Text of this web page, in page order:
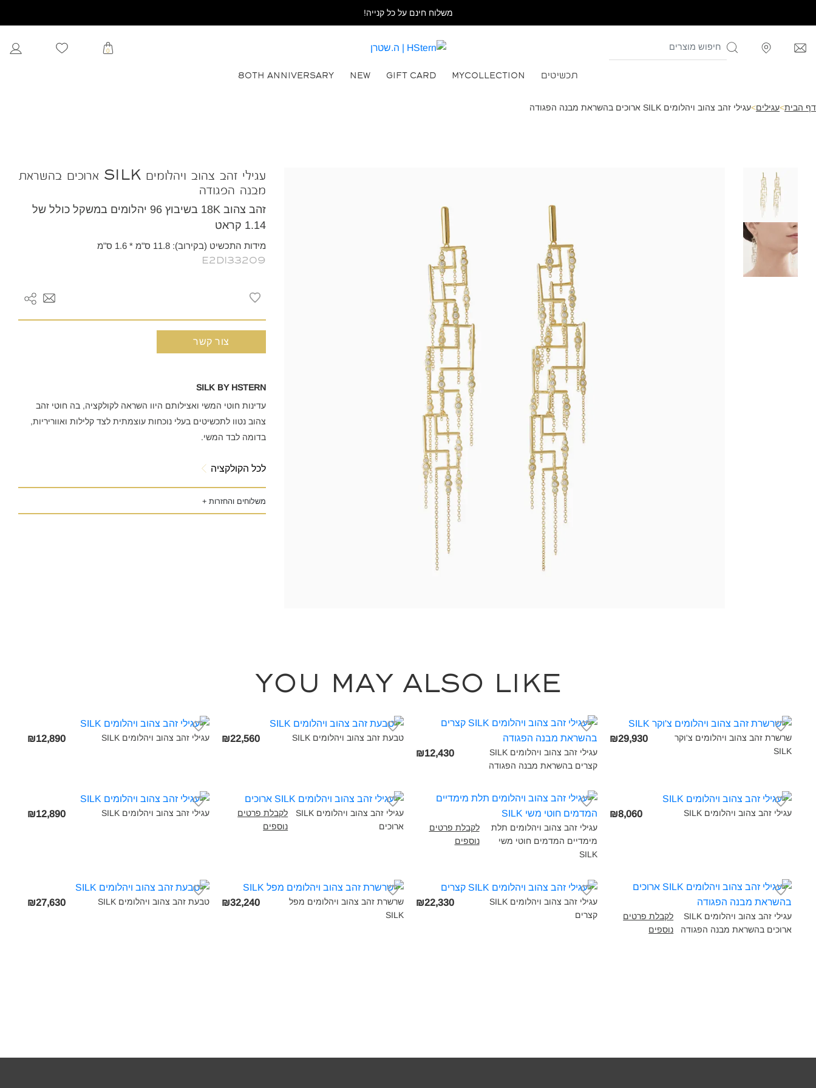
משלוח חינם על כל קנייה!
0
תכשיטים MYCOLLECTION
GIFT CARD
NEW
80TH ANNIVERSARY
דף הבית>עגילים>עגילי זהב צהוב ויהלומים SILK ארוכים בהשראת מבנה הפגודה
עגילי זהב צהוב ויהלומים SILK ארוכים בהשראת
מבנה הפגודה
זהב צהוב 18K בשיבוץ 96 יהלומים במשקל כולל של
1.14 קראט
מידות התכשיט (בקירוב): 11.8 ס"מ * 1.6 ס"מ
E2DI33209
צור קשר
SILK BY HSTERN
עדינות חוטי המשי ואצילותם היוו השראה לקולקציה, בה חוטי זהב
צהוב נטוו לתכשיטים בעלי נוכחות עוצמתית לצד קלילות ואווריריות,
בדומה לבד המשי.
לכל הקולקציה
משלוחים והחזרות +
You may also like
שרשרת זהב צהוב ויהלומים צ'וקר
SILK‎
₪29,930
עגילי זהב צהוב ויהלומים SILK
קצרים בהשראת מבנה הפגודה‎
₪12,430
טבעת זהב צהוב ויהלומים SILK‎ ₪22,560 עגילי זהב צהוב ויהלומים SILK‎ ₪12,890
עגילי זהב צהוב ויהלומים SILK‎ ₪8,060
עגילי זהב צהוב ויהלומים תלת
מימדיים המדמים חוטי משי
SILK‎
לקבלת פרטים
נוספים
עגילי זהב צהוב ויהלומים SILK
ארוכים‎
לקבלת פרטים
נוספים
עגילי זהב צהוב ויהלומים SILK‎ ₪12,890
עגילי זהב צהוב ויהלומים SILK
ארוכים בהשראת מבנה הפגודה‎
לקבלת פרטים
נוספים
עגילי זהב צהוב ויהלומים SILK
קצרים‎
₪22,330
שרשרת זהב צהוב ויהלומים מפל
SILK‎
₪32,240 טבעת זהב צהוב ויהלומים SILK‎ ₪27,630